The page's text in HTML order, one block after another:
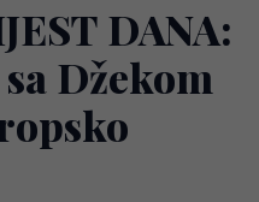
DANA:
Džekom